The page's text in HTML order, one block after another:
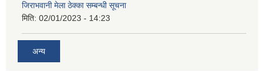
जिराभवानी मेला ठेक्का सम्बन्धी सूचना
मिति: 02/01/2023 - 14:23
अन्य